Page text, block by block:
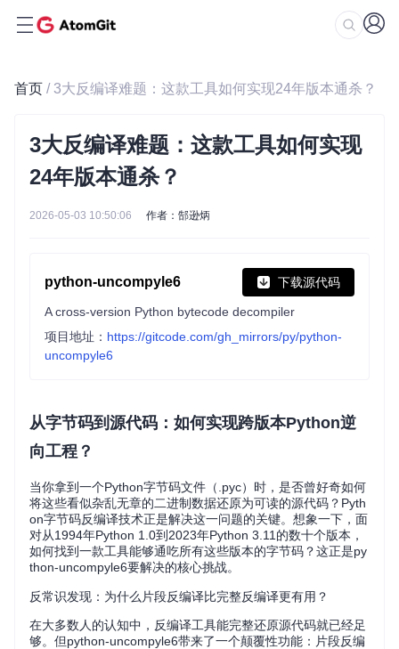
首页 / 3大反编译难题：这款工具如何实现24年版本通杀？
3大反编译难题：这款工具如何实现
24年版本通杀？
2026-05-03 10:50:06 作者：郜逊炳
python-uncompyle6 下载源代码
A cross-version Python bytecode decompiler
项目地址： https://gitcode.com/gh_mirrors/py/python-
uncompyle6
从字节码到源代码：如何实现跨版本Python逆
向工程？
当你拿到一个Python字节码文件（.pyc）时，是否曾好奇如何
将这些看似杂乱无章的二进制数据还原为可读的源代码？Pyth
on字节码反编译技术正是解决这一问题的关键。想象一下，面
对从1994年Python 1.0到2023年Python 3.11的数十个版本，
如何找到一款工具能够通吃所有这些版本的字节码？这正是py
thon-uncompyle6要解决的核心挑战。
反常识发现：为什么片段反编译比完整反编译更有用？
在大多数人的认知中，反编译工具能完整还原源代码就已经足
够。但python-uncompyle6带来了一个颠覆性功能：片段反编